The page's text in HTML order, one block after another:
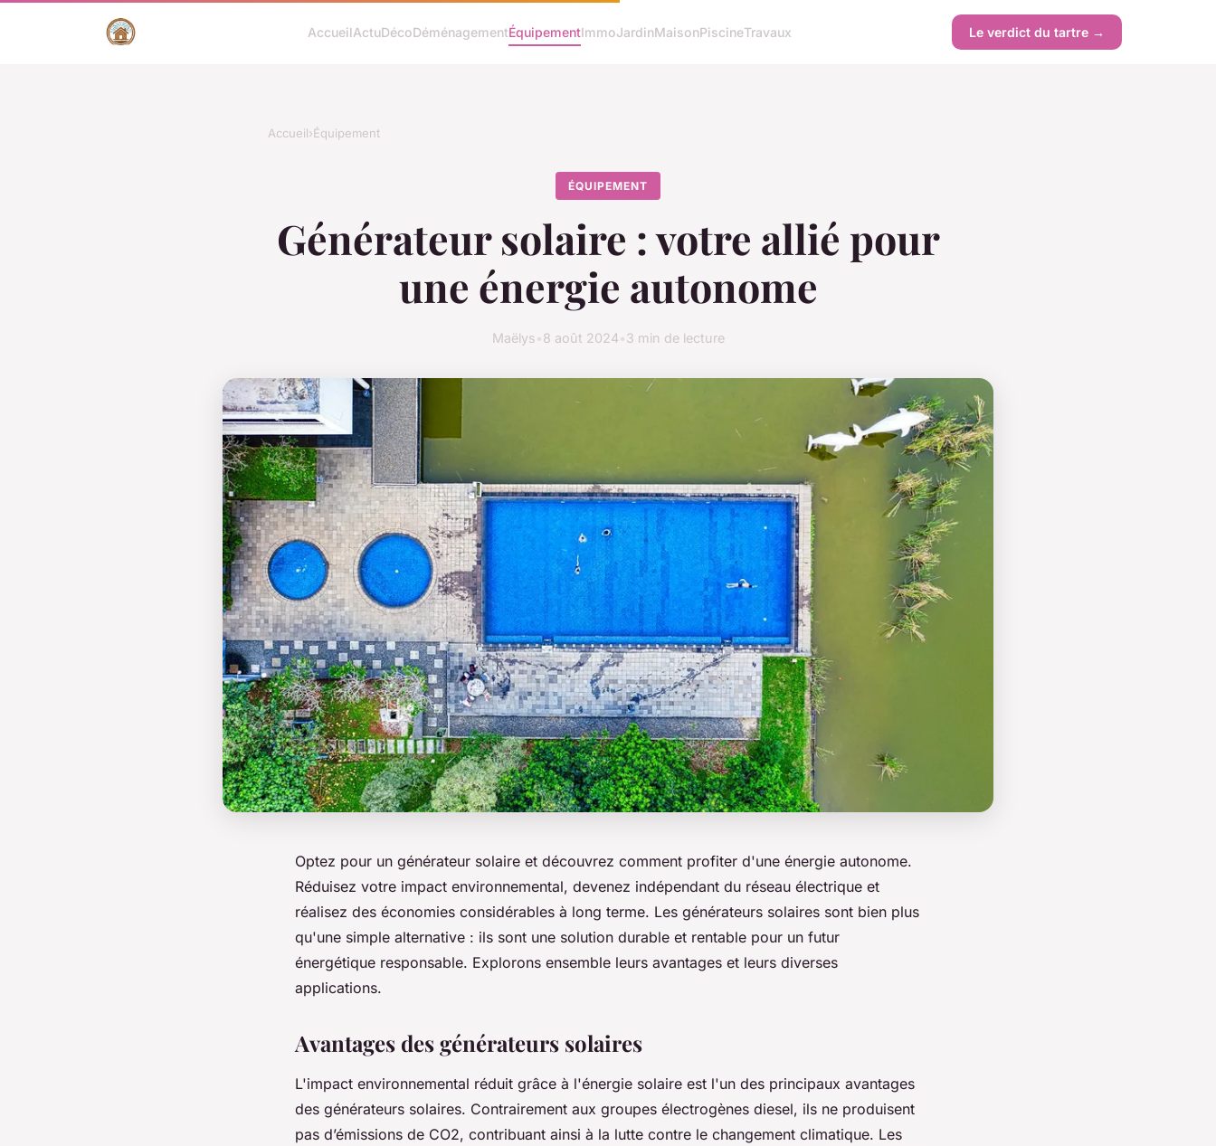
AccueilActuDécoDéménagementÉquipementImmoJardinMaisonPiscineTravaux Le verdict du tartre →
Accueil›Équipement
ÉQUIPEMENT
Générateur solaire : votre allié pour
une énergie autonome
Maëlys 8 août 2024 3 min de lecture
Optez pour un générateur solaire et découvrez comment profiter d'une énergie autonome.
Réduisez votre impact environnemental, devenez indépendant du réseau électrique et
réalisez des économies considérables à long terme. Les générateurs solaires sont bien plus
qu'une simple alternative : ils sont une solution durable et rentable pour un futur
énergétique responsable. Explorons ensemble leurs avantages et leurs diverses
applications.
Avantages des générateurs solaires
L'impact environnemental réduit grâce à l'énergie solaire est l'un des principaux avantages
des générateurs solaires. Contrairement aux groupes électrogènes diesel, ils ne produisent
pas d’émissions de CO2, contribuant ainsi à la lutte contre le changement climatique. Les